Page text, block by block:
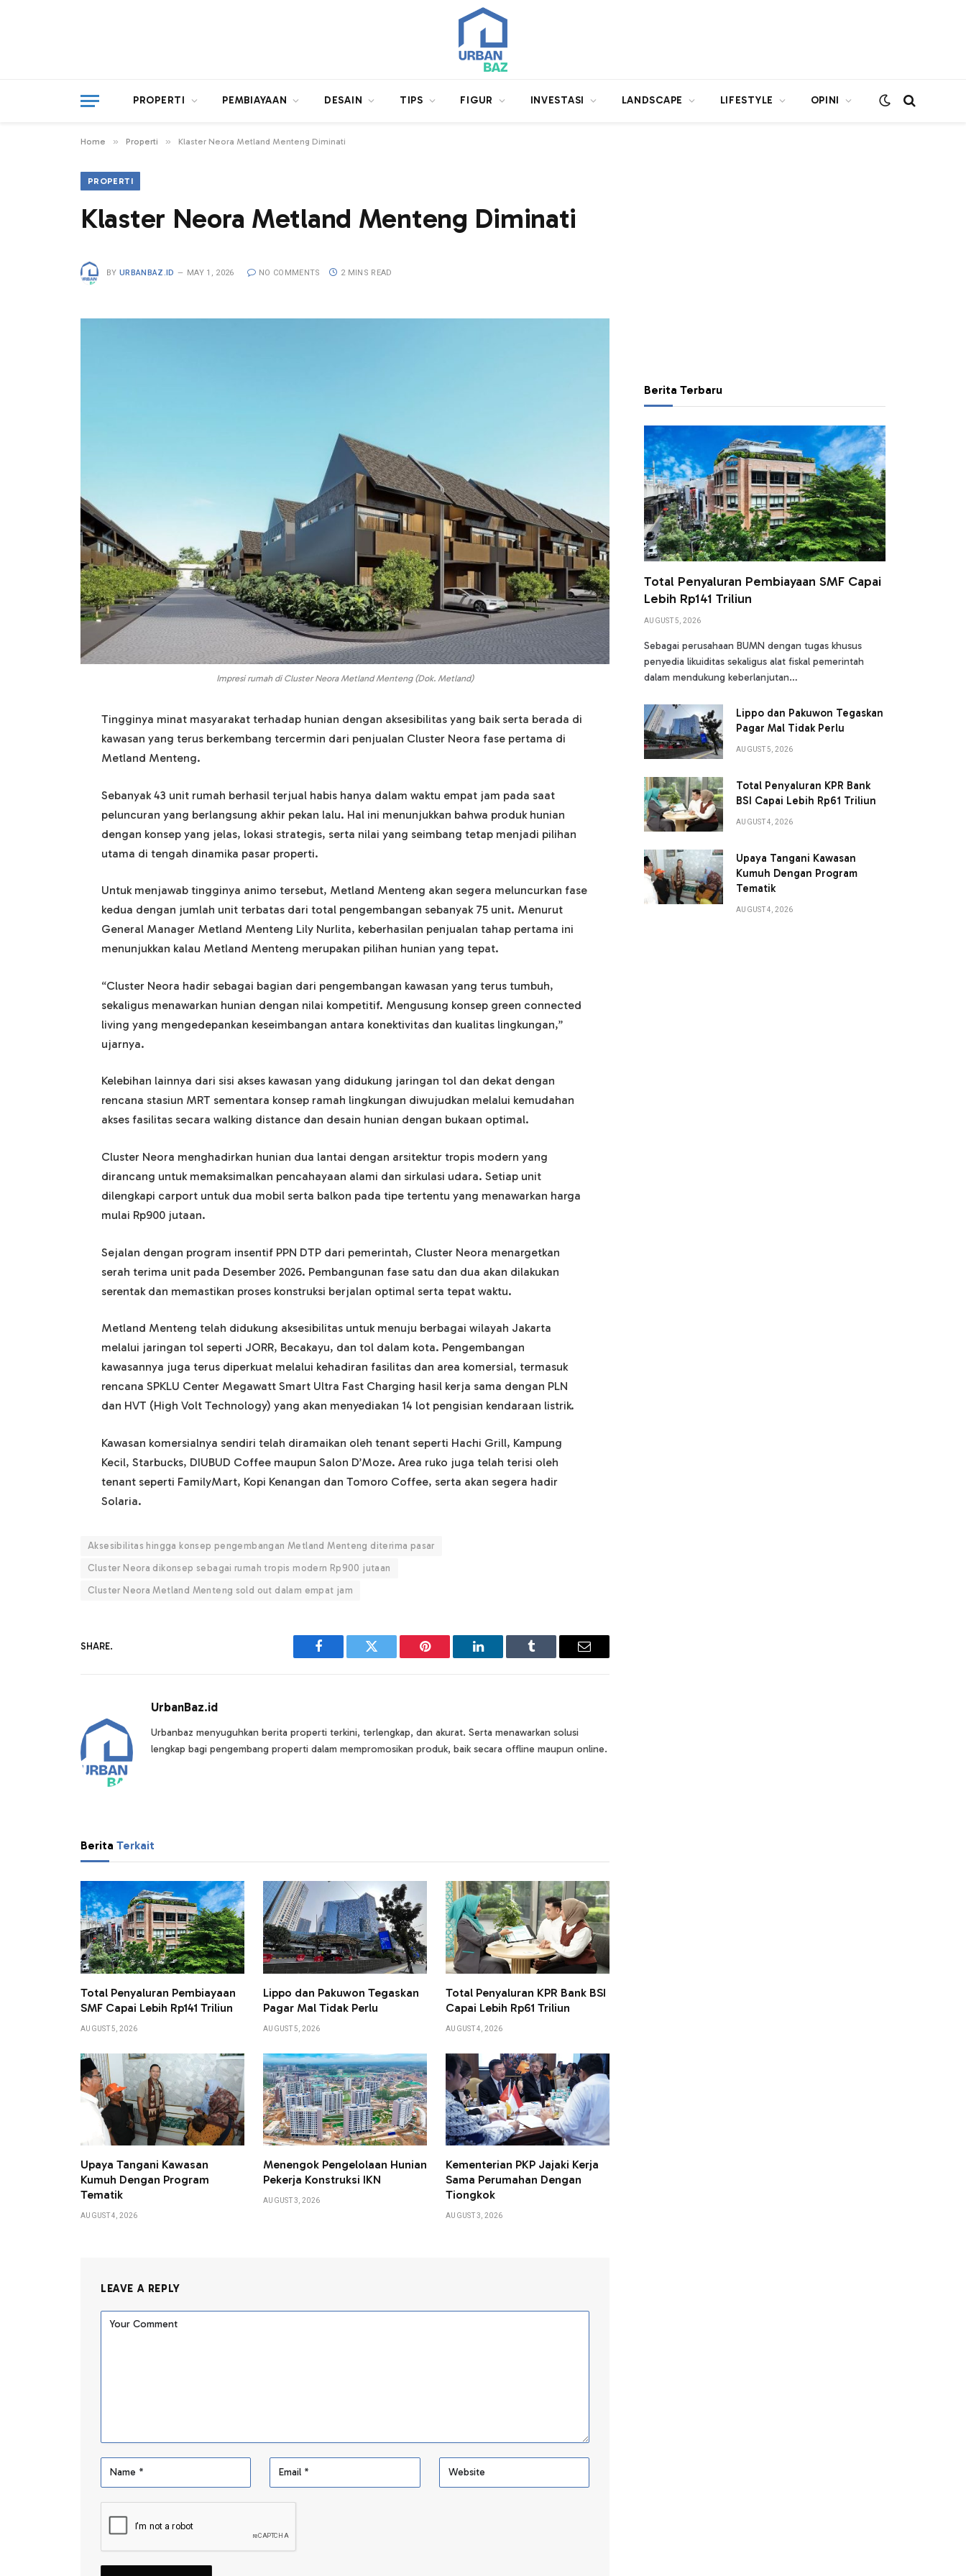
PROPERTI PEMBIAYAAN DESAIN TIPS FIGUR INVESTASI LANDSCAPE LIFESTYLE OPINI
Home » Properti » Klaster Neora Metland Menteng Diminati
PROPERTI
Klaster Neora Metland Menteng Diminati
BY URBANBAZ.ID MAY 1, 2026 NO COMMENTS 2 MINS READ
Impresi rumah di Cluster Neora Metland Menteng (Dok. Metland)
Tingginya minat masyarakat terhadap hunian dengan aksesibilitas yang baik serta berada di
kawasan yang terus berkembang tercermin dari penjualan Cluster Neora fase pertama di
Metland Menteng.
Sebanyak 43 unit rumah berhasil terjual habis hanya dalam waktu empat jam pada saat
peluncuran yang berlangsung akhir pekan lalu. Hal ini menunjukkan bahwa produk hunian
dengan konsep yang jelas, lokasi strategis, serta nilai yang seimbang tetap menjadi pilihan
utama di tengah dinamika pasar properti.
Untuk menjawab tingginya animo tersebut, Metland Menteng akan segera meluncurkan fase
kedua dengan jumlah unit terbatas dari total pengembangan sebanyak 75 unit. Menurut
General Manager Metland Menteng Lily Nurlita, keberhasilan penjualan tahap pertama ini
menunjukkan kalau Metland Menteng merupakan pilihan hunian yang tepat.
“Cluster Neora hadir sebagai bagian dari pengembangan kawasan yang terus tumbuh,
sekaligus menawarkan hunian dengan nilai kompetitif. Mengusung konsep green connected
living yang mengedepankan keseimbangan antara konektivitas dan kualitas lingkungan,”
ujarnya.
Kelebihan lainnya dari sisi akses kawasan yang didukung jaringan tol dan dekat dengan
rencana stasiun MRT sementara konsep ramah lingkungan diwujudkan melalui kemudahan
akses fasilitas secara walking distance dan desain hunian dengan bukaan optimal.
Cluster Neora menghadirkan hunian dua lantai dengan arsitektur tropis modern yang
dirancang untuk memaksimalkan pencahayaan alami dan sirkulasi udara. Setiap unit
dilengkapi carport untuk dua mobil serta balkon pada tipe tertentu yang menawarkan harga
mulai Rp900 jutaan.
Sejalan dengan program insentif PPN DTP dari pemerintah, Cluster Neora menargetkan
serah terima unit pada Desember 2026. Pembangunan fase satu dan dua akan dilakukan
serentak dan memastikan proses konstruksi berjalan optimal serta tepat waktu.
Metland Menteng telah didukung aksesibilitas untuk menuju berbagai wilayah Jakarta
melalui jaringan tol seperti JORR, Becakayu, dan tol dalam kota. Pengembangan
kawasannya juga terus diperkuat melalui kehadiran fasilitas dan area komersial, termasuk
rencana SPKLU Center Megawatt Smart Ultra Fast Charging hasil kerja sama dengan PLN
dan HVT (High Volt Technology) yang akan menyediakan 14 lot pengisian kendaraan listrik.
Kawasan komersialnya sendiri telah diramaikan oleh tenant seperti Hachi Grill, Kampung
Kecil, Starbucks, DIUBUD Coffee maupun Salon D’Moze. Area ruko juga telah terisi oleh
tenant seperti FamilyMart, Kopi Kenangan dan Tomoro Coffee, serta akan segera hadir
Solaria.
Aksesibilitas hingga konsep pengembangan Metland Menteng diterima pasar
Cluster Neora dikonsep sebagai rumah tropis modern Rp900 jutaan
Cluster Neora Metland Menteng sold out dalam empat jam
SHARE.
Facebook Twitter Pinterest LinkedIn Tumblr Email
UrbanBaz.id
Urbanbaz menyuguhkan berita properti terkini, terlengkap, dan akurat. Serta menawarkan solusi
lengkap bagi pengembang properti dalam mempromosikan produk, baik secara offline maupun online.
Berita Terkait
Total Penyaluran Pembiayaan
SMF Capai Lebih Rp141 Triliun
AUGUST 5, 2026
Lippo dan Pakuwon Tegaskan
Pagar Mal Tidak Perlu
AUGUST 5, 2026
Total Penyaluran KPR Bank BSI
Capai Lebih Rp61 Triliun
AUGUST 4, 2026
Upaya Tangani Kawasan
Kumuh Dengan Program
Tematik
AUGUST 4, 2026
Menengok Pengelolaan Hunian
Pekerja Konstruksi IKN
AUGUST 3, 2026
Kementerian PKP Jajaki Kerja
Sama Perumahan Dengan
Tiongkok
AUGUST 3, 2026
LEAVE A REPLY
Berita Terbaru
Total Penyaluran Pembiayaan SMF Capai
Lebih Rp141 Triliun
AUGUST 5, 2026
Sebagai perusahaan BUMN dengan tugas khusus
penyedia likuiditas sekaligus alat fiskal pemerintah
dalam mendukung keberlanjutan…
Lippo dan Pakuwon Tegaskan
Pagar Mal Tidak Perlu
AUGUST 5, 2026
Total Penyaluran KPR Bank
BSI Capai Lebih Rp61 Triliun
AUGUST 4, 2026
Upaya Tangani Kawasan
Kumuh Dengan Program
Tematik
AUGUST 4, 2026